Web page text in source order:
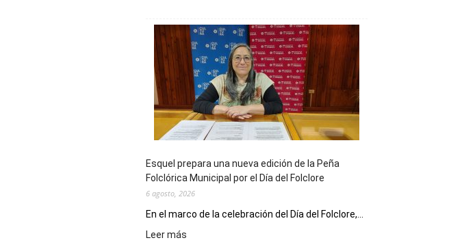
Municipal
celebra
sus
90
años
con
un
Conversatorio
Escritores
Locales
Esquel prepara una nueva edición de la Peña
Folclórica Municipal por el Día del Folclore
6 agosto, 2026
En el marco de la celebración del Día del Folclore,...
Leer más